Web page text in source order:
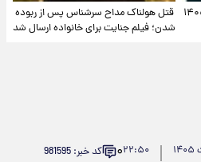
قتل هولناک مداح سرشناس پس از ربوده
شدن؛ فیلم جنایت برای خانواده ارسال شد
۲۲:۵۰۰ کد خبر: 981595